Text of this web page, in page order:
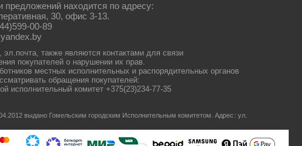
предложений находится по адресу:
30, офис 3-13.
00-89
эл.почта, также являются контактами для связи
покупателей о нарушении их прав.
местных исполнительных и распорядительных органов
обращения покупателей:
исполнительный комитет +375(23)234-77-35
выдано Гомельским городским Исполнительным комитетом.Адрес: ул.